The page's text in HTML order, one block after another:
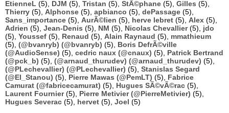
EtienneL (5), DJM (5), Tristan (5), StÃ©phane (5), Gilles (5),
Thierry (5), Alphonse (5), apbianco (5), dePassage (5),
Sans_importance (5), AurÃ©lien (5), herve lebret (5), Alex (5),
Adrien (5), Jean-Denis (5), NM (5), Nicolas Chevallier(5), jdo
(5), Youssef (5), Renaud (5), Alain Raynaud (5), mmathieum
(5), (@bvanryb) (@bvanryb) (5), Boris DefrÃ©ville
(@AudioSense) (5), cedric naux (@cnaux) (5), Patrick Bertrand
(@pck_b) (5), (@arnaud_thurudev) (@arnaud_thurudev) (5),
(@PLechevallier) (@PLechevallier) (5), Stanislas Segard
(@El_Stanou) (5), Pierre Mawas (@PemLT) (5), Fabrice
Camurat (@fabricecamurat) (5), Hugues SÃ©vÃ©rac (5),
Laurent Fournier(5), Pierre Metivier (@PierreMetivier) (5),
Hugues Severac (5), hervet (5), Joel (5)